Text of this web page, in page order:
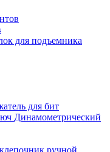
для подъемника
для бит
Динамометрический
ручной